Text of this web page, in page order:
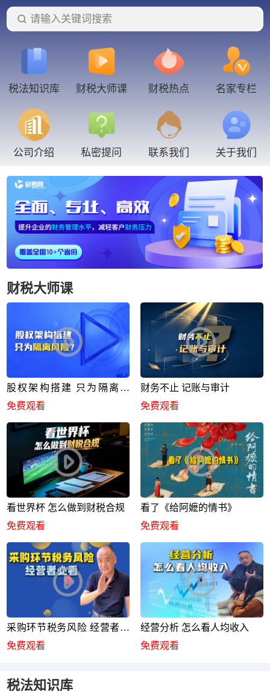
请输入关键词搜索
税法知识库 财税大师课 财税热点 名家专栏
公司介绍 私密提问 联系我们 关于我们
财税大师课
股权架构搭建 只为隔离风
险？
免费观看
财务不止 记账与审计
免费观看
看世界杯 怎么做到财税合规
免费观看
看了《给阿嬷的情书》
免费观看
采购环节税务风险 经营者必
看
免费观看
经营分析 怎么看人均收入
免费观看
税法知识库